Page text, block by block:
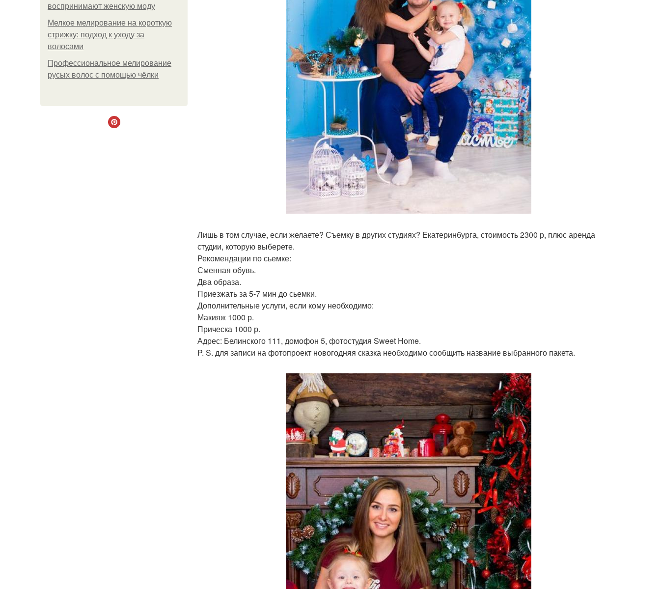
воспринимают женскую моду
Мелкое мелирование на короткую
стрижку: подход к уходу за
волосами
Профессиональное мелирование
русых волос с помощью чёлки
Лишь в том случае, если желаете? Съемку в других студиях? Екатеринбурга, стоимость 2300 р, плюс аренда
студии, которую выберете.
Рекомендации по сьемке:
Сменная обувь.
Два образа.
Приезжать за 5-7 мин до сьемки.
Дополнительные услуги, если кому необходимо:
Макияж 1000 р.
Прическа 1000 р.
Адрес: Белинского 111, домофон 5, фотостудия Sweet Home.
P. S. для записи на фотопроект новогодняя сказка необходимо сообщить название выбранного пакета.